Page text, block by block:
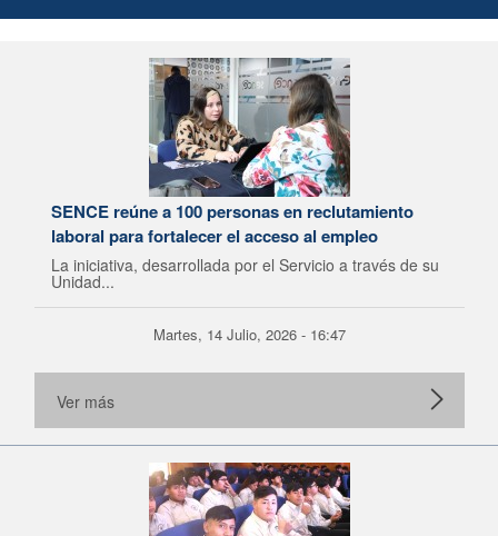
SENCE reúne a 100 personas en reclutamiento
laboral para fortalecer el acceso al empleo
La iniciativa, desarrollada por el Servicio a través de su
Unidad...
Martes, 14 Julio, 2026 - 16:47
Ver más